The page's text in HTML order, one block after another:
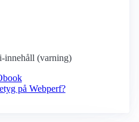
innehåll (varning)
på Webperf?